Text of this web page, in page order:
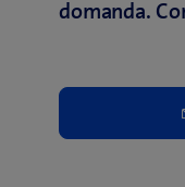
domanda.